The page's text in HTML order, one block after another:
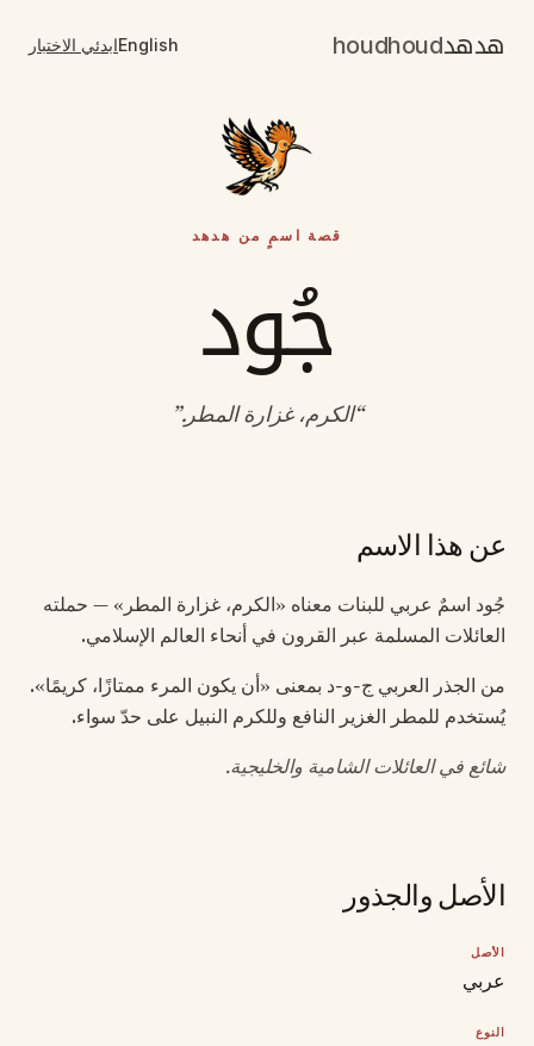
هدهدhoudhoud
Englishابدئي الاختبار
قصة اسمٍ من هدهد
جُود
“الكرم، غزارة المطر.”
عن هذا الاسم
جُود اسمٌ عربي للبنات معناه «الكرم، غزارة المطر» — حملته
العائلات المسلمة عبر القرون في أنحاء العالم الإسلامي.
من الجذر العربي ج-و-د بمعنى «أن يكون المرء ممتازًا، كريمًا».
يُستخدم للمطر الغزير النافع وللكرم النبيل على حدّ سواء.
شائع في العائلات الشامية والخليجية.
الأصل والجذور
الأصل
عربي
النوع